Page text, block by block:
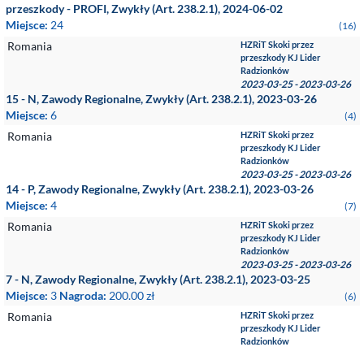
przeszkody - PROFI, Zwykły (Art. 238.2.1), 2024-06-02
Miejsce: 24 (16)
Romania
HZRiT Skoki przez
przeszkody KJ Lider
Radzionków
2023-03-25 - 2023-03-26
15 - N, Zawody Regionalne, Zwykły (Art. 238.2.1), 2023-03-26
Miejsce: 6 (4)
Romania
HZRiT Skoki przez
przeszkody KJ Lider
Radzionków
2023-03-25 - 2023-03-26
14 - P, Zawody Regionalne, Zwykły (Art. 238.2.1), 2023-03-26
Miejsce: 4 (7)
Romania
HZRiT Skoki przez
przeszkody KJ Lider
Radzionków
2023-03-25 - 2023-03-26
7 - N, Zawody Regionalne, Zwykły (Art. 238.2.1), 2023-03-25
Miejsce: 3 (6)
Nagroda: 200.00 zł
Romania
HZRiT Skoki przez
przeszkody KJ Lider
Radzionków